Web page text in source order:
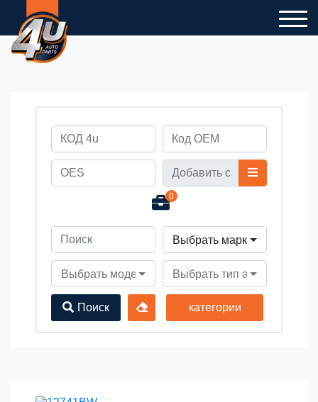
0
Выбрать марку
Выбрать модель автомобиляВыбрать тип автомобиля
Поиск категории